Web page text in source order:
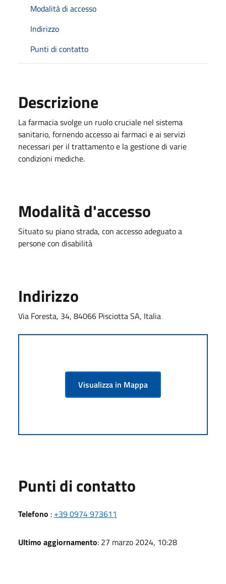
Modalità di accesso
Indirizzo
Punti di contatto
Descrizione
La farmacia svolge un ruolo cruciale nel sistema
sanitario, fornendo accesso ai farmaci e ai servizi
necessari per il trattamento e la gestione di varie
condizioni mediche.
Modalità d'accesso
Situato su piano strada, con accesso adeguato a
persone con disabilità
Indirizzo
Via Foresta, 34, 84066 Pisciotta SA, Italia
Visualizza in Mappa
Punti di contatto
Telefono : +39 0974 973611
Ultimo aggiornamento: 27 marzo 2024, 10:28